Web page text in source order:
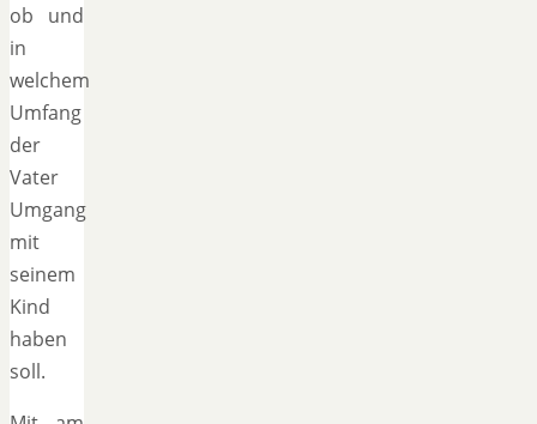
ob und
in
welchem
Umfang
der
Vater
Umgang
mit
seinem
Kind
haben
soll.